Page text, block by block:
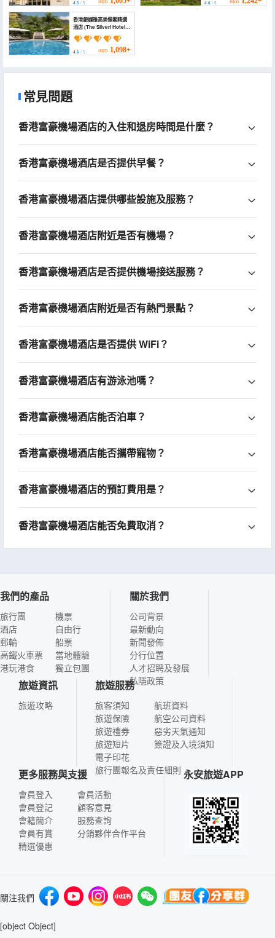
4.5 / 5 HKD 4.6/ 5 HKD
香港銀樾雅高美憬閣精選
酒店 (The Silveri Hotel
Hong Kong – MGallery
Collection(Accor
Group))
4.6 / 5 HKD 1,098+
常見問題
香港富豪機場酒店的入住和退房時間是什麼？
香港富豪機場酒店是否提供早餐？
香港富豪機場酒店提供哪些設施及服務？
香港富豪機場酒店附近是否有機場？
香港富豪機場酒店是否提供機場接送服務？
香港富豪機場酒店附近是否有熱門景點？
香港富豪機場酒店是否提供 WiFi？
香港富豪機場酒店有游泳池嗎？
香港富豪機場酒店能否泊車？
香港富豪機場酒店能否攜帶寵物？
香港富豪機場酒店的預訂費用是？
香港富豪機場酒店能否免費取消？
我們的產品
旅行團
酒店
郵輪
高鐵火車票
港玩港食
機票
自由行
船票
當地體驗
獨立包團
關於我們
公司背景
最新動向
新聞發佈
分行位置
人才招聘及發展
私隱政策
旅遊資訊
旅遊攻略
旅遊服務
旅客須知
旅遊保險
旅遊禮券
旅遊短片
電子印花
航班資料
航空公司資料
惡劣天氣通知
簽證及入境須知
旅行團報名及責任細則
更多服務與支援
會員登入
會員登記
會籍簡介
會員有賞
精選優惠
會員活動
顧客意見
服務查詢
分銷夥伴合作平台
永安旅遊APP
關注我們
[object Object]